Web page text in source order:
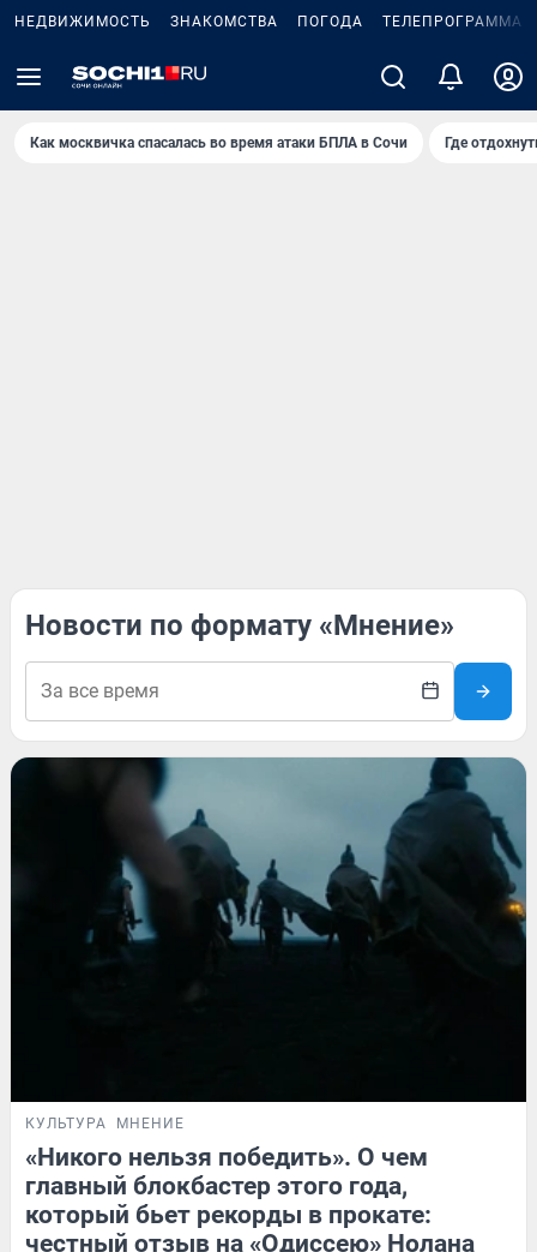
НЕДВИЖИМОСТЬ ЗНАКОМСТВА ПОГОДА ТЕЛЕПРОГРАММА
Как москвичка спасалась во время атаки БПЛА в Сочи Где
Новости по формату «Мнение»
КУЛЬТУРА МНЕНИЕ
«Никого нельзя победить». О чем
главный блокбастер этого года,
который бьет рекорды в прокате:
честный отзыв на «Одиссею» Нолана